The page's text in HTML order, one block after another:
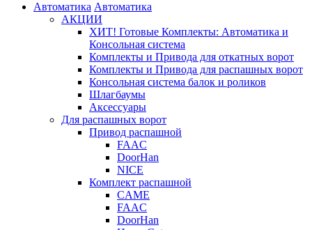
Автоматика Автоматика
АКЦИИ
ХИТ! Готовые Комплекты: Автоматика и
Консольная система
Комплекты и Привода для откатных ворот
Комплекты и Привода для распашных ворот
Консольная система балок и роликов
Шлагбаумы
Аксессуары
Для распашных ворот
Привод распашной
FAAC
DoorHan
NICE
Комплект распашной
CAME
FAAC
DoorHan